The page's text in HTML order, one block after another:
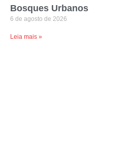
Bosques Urbanos
6 de agosto de 2026
Leia mais »